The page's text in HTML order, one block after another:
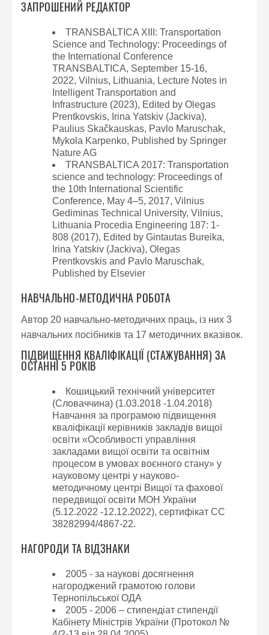
ЗАПРОШЕНИЙ РЕДАКТОР
TRANSBALTICA XIII: Transportation
Science and Technology: Proceedings of
the International Conference
TRANSBALTICA, September 15-16,
2022, Vilnius, Lithuania, Lecture Notes in
Intelligent Transportation and
Infrastructure (2023), Edited by Olegas
Prentkovskis, Irina Yatskiv (Jackiva),
Paulius Skačkauskas, Pavlo Maruschak,
Mykola Karpenko, Published by Springer
Nature AG
TRANSBALTICA 2017: Transportation
science and technology: Proceedings of
the 10th International Scientific
Conference, May 4–5, 2017, Vilnius
Gediminas Technical University, Vilnius,
Lithuania Procedia Engineering 187: 1-
808 (2017), Edited by Gintautas Bureika,
Irina Yatskiv (Jackiva), Olegas
Prentkovskis and Pavlo Maruschak,
Published by Elsevier
НАВЧАЛЬНО-МЕТОДИЧНА РОБОТА
Автор 20 навчально-методичних праць, із них 3
навчальних посібників та 17 методичних вказівок.
ПІДВИЩЕННЯ КВАЛІФІКАЦІЇ (СТАЖУВАННЯ) ЗА
ОСТАННІ 5 РОКІВ
Кошицький технічний університет
(Словаччина) (1.03.2018 -1.04.2018)
Навчання за програмою підвищення
кваліфікації керівників закладів вищої
освіти «Особливості управління
закладами вищої освіти та освітнім
процесом в умовах воєнного стану» у
науковому центрі у науково-
методичному центрі Вищої та фахової
передвищої освіти МОН України
(5.12.2022 -12.12.2022), сертифікат СС
38282994/4867-22.
НАГОРОДИ ТА ВІДЗНАКИ
2005 - за наукові досягнення
нагороджений грамотою голови
Тернопільської ОДА
2005 - 2006 – стипендіат стипендії
Кабінету Міністрів України (Протокол №